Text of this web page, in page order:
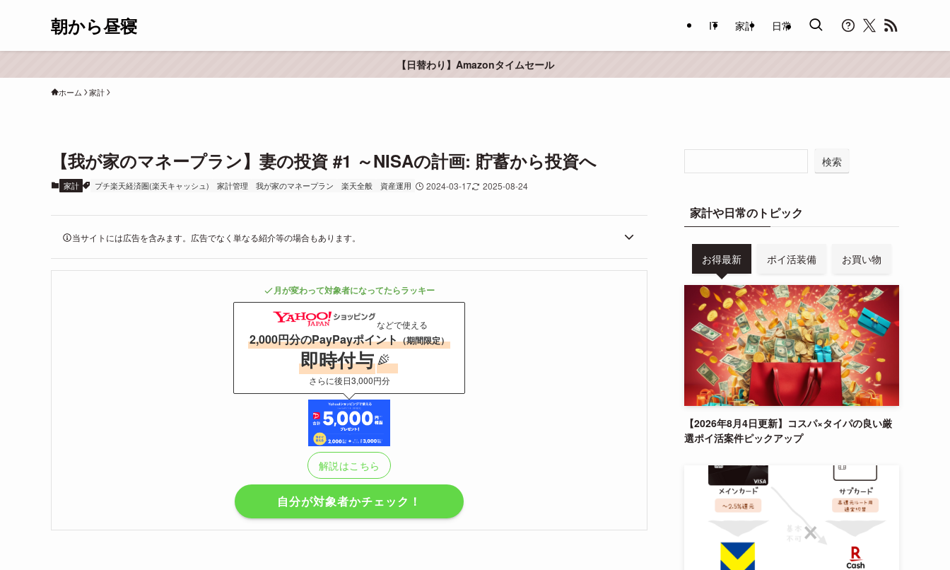
朝から昼寝 IT 家計 日常
【日替わり】Amazonタイムセール
ホーム 家計
【我が家のマネープラン】妻の投資 #1 ～NISAの計画: 貯蓄から投資へ
家計 プチ楽天経済圏(楽天キャッシュ) 家計管理 我が家のマネープラン 楽天全般 資産運用 2024-03-17 2025-08-24
当サイトには広告を含みます。広告でなく単なる紹介等の場合もあります。
月が変わって対象者になってたらラッキー
などで使える
2,000円分のPayPayポイント（期間限定）
即時付与
さらに後日3,000円分
解説はこちら
自分が対象者かチェック！
検索
家計や日常のトピック
お得最新 ポイ活装備 お買い物
【2026年8月4日更新】コスパ×タイパの良い厳
選ポイ活案件ピックアップ